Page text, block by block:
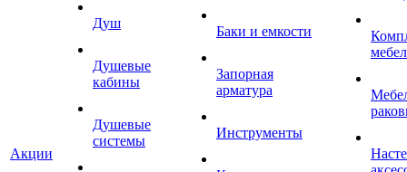
Акции
Душ
Душевые
кабины
Душевые
системы
Баки и емкости
Запорная
арматура
Инструменты